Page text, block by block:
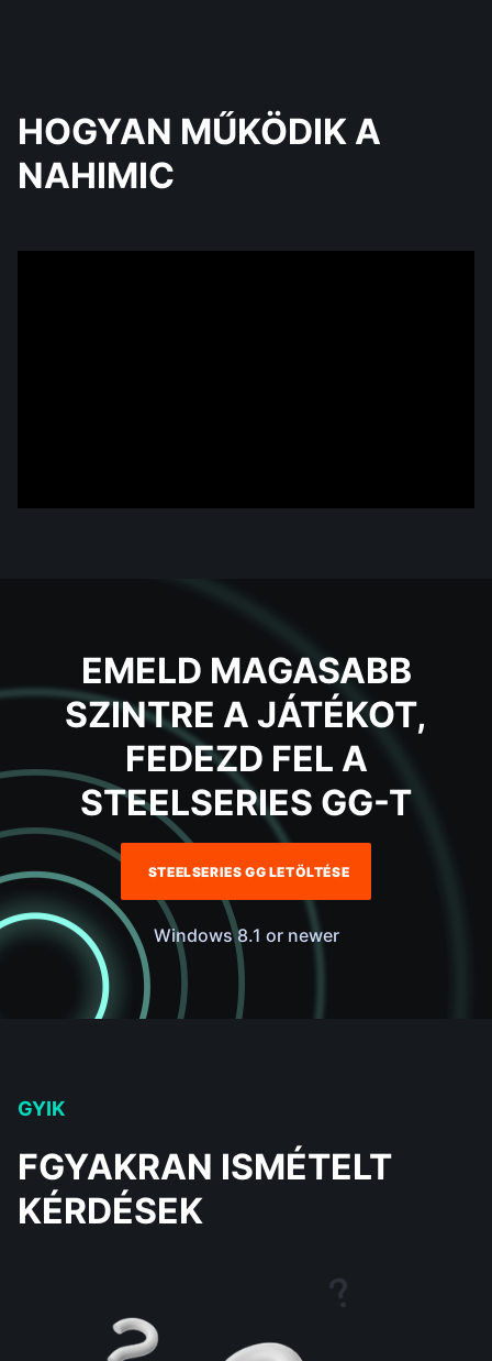
HOGYAN MŰKÖDIK A
NAHIMIC
EMELD MAGASABB
SZINTRE A JÁTÉKOT,
FEDEZD FEL A
STEELSERIES GG-T
Windows 8.1 or newer
STEELSERIES GG LETÖLTÉSE
GYIK
FGYAKRAN ISMÉTELT
KÉRDÉSEK